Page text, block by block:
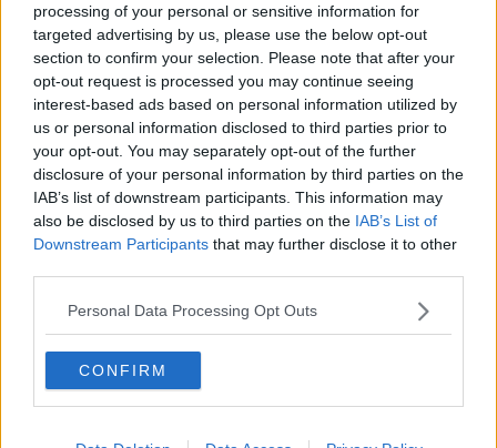
processing of your personal or sensitive information for
targeted advertising by us, please use the below opt-out
section to confirm your selection. Please note that after your
opt-out request is processed you may continue seeing
interest-based ads based on personal information utilized by
us or personal information disclosed to third parties prior to
your opt-out. You may separately opt-out of the further
disclosure of your personal information by third parties on the
IAB’s list of downstream participants. This information may
also be disclosed by us to third parties on the IAB’s List of
Downstream Participants that may further disclose it to other
Personal Data Processing Opt Outs
CONFIRM
"Nel corso della recente seduta della IV Commissione consiliare, -
prosegue Baragatti - l’Assessore competente e i tecnici comunali
hanno illustrato in modo chiaro e puntuale le condizioni strutturali
dell’edificio e le ragioni che rendono, allo stato attuale,
indispensabile la chiusura della struttura. Non si tratta di scelte
arbitrarie o di volontà punitive nei confronti di alcuno, bensì di
decisioni assunte nell’esclusivo interesse della sicurezza delle
persone".
"Gli atti tecnici prodotti evidenziano criticità oggettive e indicano con
precisione gli interventi necessari affinché il teatro-cinema possa
tornare ad accogliere il pubblico in condizioni di piena sicurezza. -
aggiunge - Mettere in discussione tali valutazioni significa, di fatto,
mettere in dubbio il lavoro svolto da tecnici qualificati e da periti
incaricati, che operano nel rispetto delle normative e delle
responsabilità previste dalla legge".
per programmare il ripristino delle carenze strutturali del